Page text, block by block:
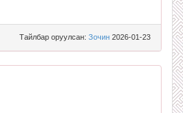
Тайлбар оруулсан: Зочин 2026-01-23